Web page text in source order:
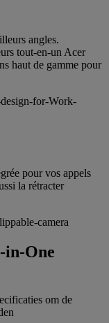
angles.
tout-en-un Acer
haut de gamme pour
pour vos appels
la rétracter
in-One
om de